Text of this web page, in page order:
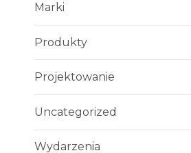
Marki
Produkty
Projektowanie
Uncategorized
Wydarzenia